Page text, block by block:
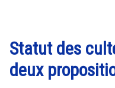
Statut des
deux